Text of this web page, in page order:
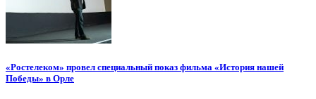
«Ростелеком» провел специальный показ фильма «История нашей
Победы» в Орле